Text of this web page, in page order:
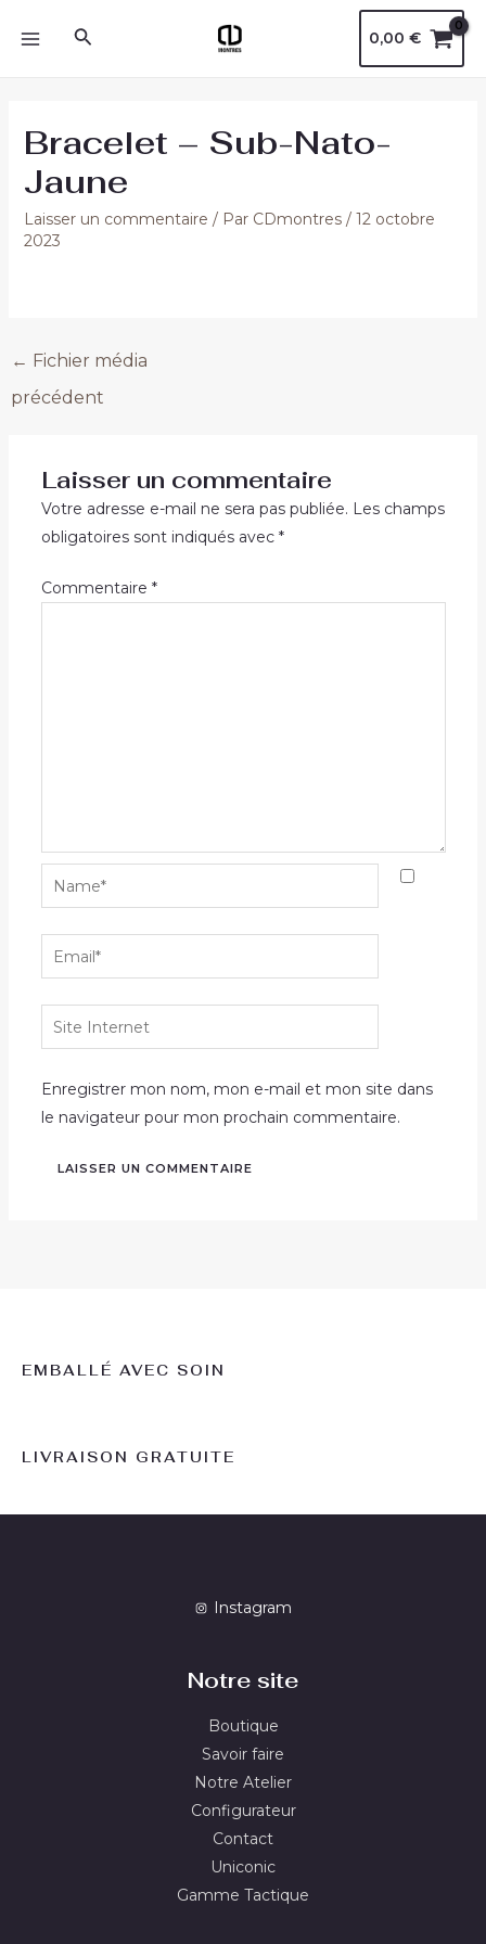
Rechercher 0,00€
Bracelet – Sub-Nato-
Jaune
Laisser un commentaire / Par CDmontres / 12 octobre
2023
des
← Fichier média
précédent
Laisser un commentaire
Votre adresse e-mail ne sera pas publiée. Les champs
obligatoires sont indiqués avec *
Commentaire *
Name*
Email*
Site
Internet
Enregistrer mon nom, mon e-mail et mon site dans
le navigateur pour mon prochain commentaire.
EMBALLÉ AVEC SOIN
LIVRAISON GRATUITE
Instagram
Notre site
Boutique
Savoir faire
Notre Atelier
Configurateur
Contact
Uniconic
Gamme Tactique